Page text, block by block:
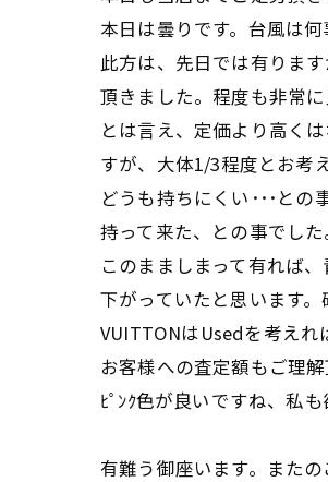
本日は曇りです。台風は
此方は、先日では有りま
頂きました。程度も非常
とは言え、定価より高く
すが、大体1/3程度とお考
どうも持ちにくい･･･との
持って来た、との事でした
このまましまって有れば
下がっていたと思います。
VUITTONはUsedを考えれ
お客様への査定額もご理
ﾋﾟﾝｸ色が良いですね、私
有難う御座います。またの